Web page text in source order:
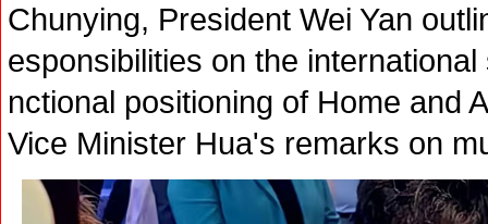
Chunying, President Wei Yan
esponsibilities on the
nctional positioning of Home and
Vice Minister Hua's remarks on